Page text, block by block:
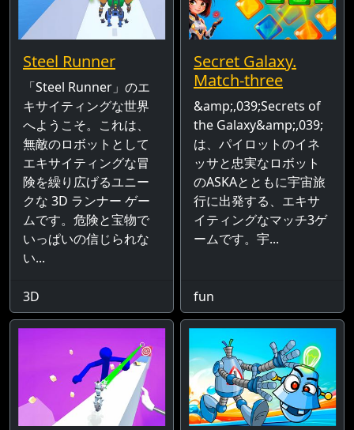
Steel Runner
「Steel Runner」のエ
キサイティングな世界
へようこそ。これは、
無敵のロボットとして
エキサイティングな冒
険を繰り広げるユニー
クな 3D ランナー ゲー
ムです。危険と宝物で
いっぱいの信じられな
い...
3D
Secret Galaxy.
Match-three
&amp;,039;Secrets of
the Galaxy&amp;,039;
は、パイロットのイネ
ッサと忠実なロボット
のASKAとともに宇宙旅
行に出発する、エキサ
イティングなマッチ3ゲ
ームです。宇...
fun